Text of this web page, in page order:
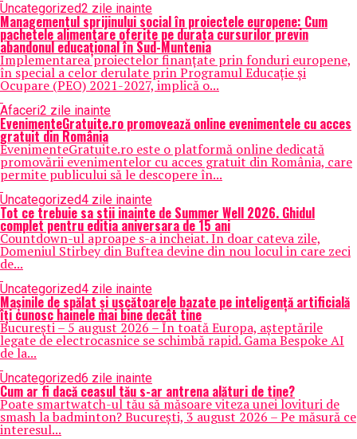
Uncategorized2 zile inainte
Managementul sprijinului social în proiectele europene: Cum
pachetele alimentare oferite pe durata cursurilor previn
abandonul educațional în Sud-Muntenia
Implementarea proiectelor finanțate prin fonduri europene,
în special a celor derulate prin Programul Educație și
Ocupare (PEO) 2021-2027, implică o...
Afaceri2 zile inainte
EvenimenteGratuite.ro promovează online evenimentele cu acces
gratuit din România
EvenimenteGratuite.ro este o platformă online dedicată
promovării evenimentelor cu acces gratuit din România, care
permite publicului să le descopere în...
Uncategorized4 zile inainte
Tot ce trebuie sa stii inainte de Summer Well 2026. Ghidul
complet pentru editia aniversara de 15 ani
Countdown-ul aproape s-a incheiat. In doar cateva zile,
Domeniul Stirbey din Buftea devine din nou locul in care zeci
de...
Uncategorized4 zile inainte
Mașinile de spălat și uscătoarele bazate pe inteligență artificială
îți cunosc hainele mai bine decât tine
București – 5 august 2026 – În toată Europa, așteptările
legate de electrocasnice se schimbă rapid. Gama Bespoke AI
de la...
Uncategorized6 zile inainte
Cum ar fi dacă ceasul tău s-ar antrena alături de tine?
Poate smartwatch-ul tău să măsoare viteza unei lovituri de
smash la badminton? București, 3 august 2026 – Pe măsură ce
interesul...